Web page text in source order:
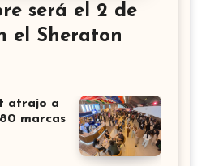
será el 2 de
el Sheraton
atrajo a
marcas